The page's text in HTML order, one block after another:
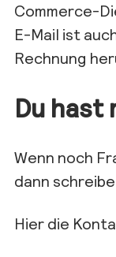
Commerce-
E-Mail ist
Rechnung
Du hast
Wenn noch
dann
Hier die